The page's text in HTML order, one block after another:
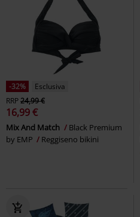
-32%
Esclusiva
RRP24,99 €
16,99 €
Mix And Match
Black Premium
by EMP
Reggiseno bikini